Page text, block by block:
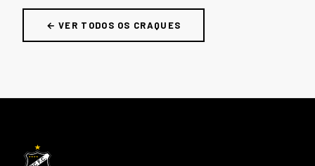
← VER TODOS OS CRAQUES